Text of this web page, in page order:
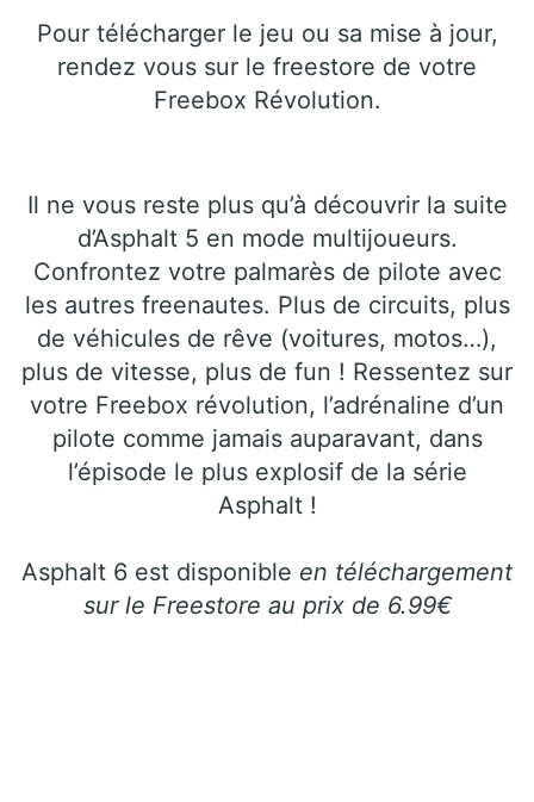
Pour télécharger le jeu ou sa mise à jour,
rendez vous sur le freestore de votre
Freebox Révolution.
Il ne vous reste plus qu’à découvrir la suite
d’Asphalt 5 en mode multijoueurs.
Confrontez votre palmarès de pilote avec
les autres freenautes. Plus de circuits, plus
de véhicules de rêve (voitures, motos…),
plus de vitesse, plus de fun ! Ressentez sur
votre Freebox révolution, l’adrénaline d’un
pilote comme jamais auparavant, dans
l’épisode le plus explosif de la série
Asphalt !
Asphalt 6 est disponible en téléchargement
sur le Freestore au prix de 6.99€